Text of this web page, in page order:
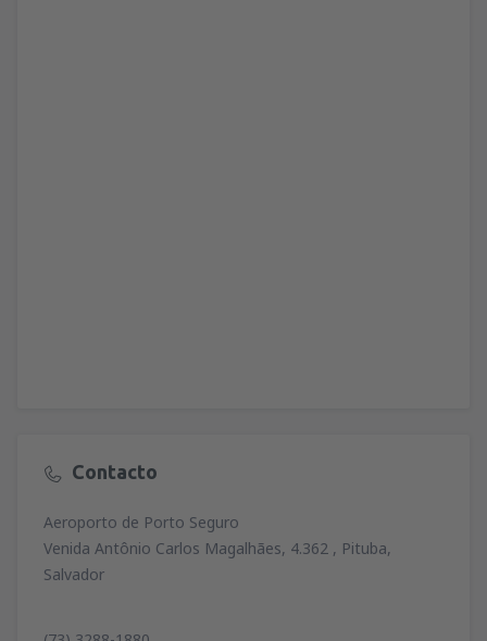
Contacto
Aeroporto de Porto Seguro
Venida Antônio Carlos Magalhães, 4.362 , Pituba,
Salvador